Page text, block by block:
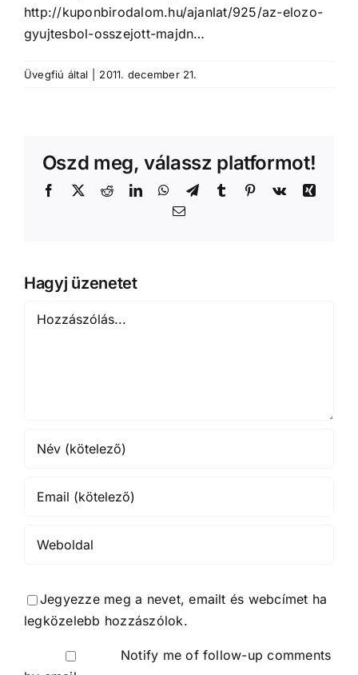
http://kuponbirodalom.hu/ajanlat/925/az-elozo-
gyujtesbol-osszejott-majdn…
Üvegfiú által 2011. december 21.
Oszd meg, válassz platformot!
Facebook
X RedditLinkedInWhatsApp
TelegramTumblr Pinterest
Vk
Xing
Email:
Hagyj üzenetet
Hozzászólás
Jegyezze meg a nevet, emailt és webcímet ha
legközelebb hozzászólok.
Notify me of follow-up comments